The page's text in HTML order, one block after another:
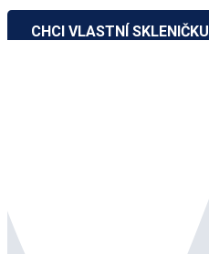
CHCI VLASTNÍ SKLENIČKU